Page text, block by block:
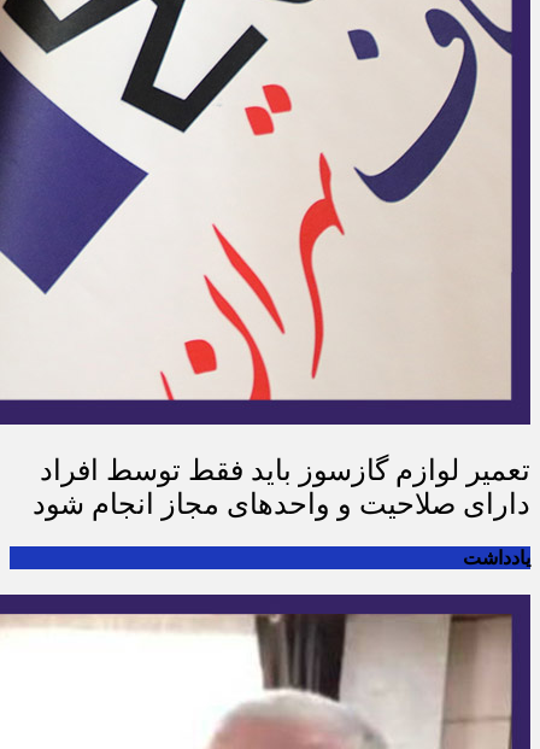
تعمیر لوازم گازسوز باید فقط توسط افراد
دارای صلاحیت و واحدهای مجاز انجام شود
یادداشت